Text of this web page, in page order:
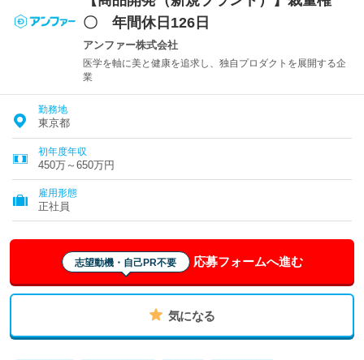
〇 年間休日126日
アンファー株式会社
医学を軸に美と健康を追求し、独自プロダクトを展開する企
業
勤務地
東京都
初年度年収
450万～650万円
雇用形態
正社員
志望動機・自己PR不要 応募フォームへ進む
気になる